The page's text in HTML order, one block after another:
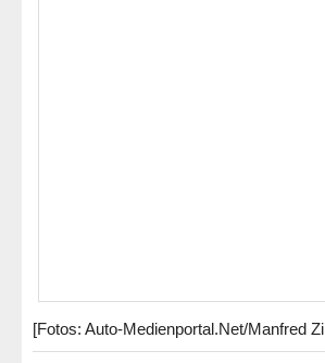
[Fotos: Auto-Medienportal.Net/Manfred